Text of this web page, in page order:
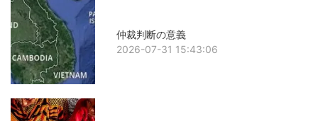
仲裁判断の意義
2026-07-31 15:43:06